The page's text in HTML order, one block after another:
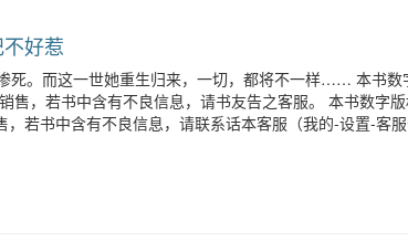
好惹
死。而这一世她重生归来，一切，都将不一样…… 本书数
售，若书中含有不良信息，请书友告之客服。 本书数字
，若书中含有不良信息，请联系话本客服（我的-设置-客